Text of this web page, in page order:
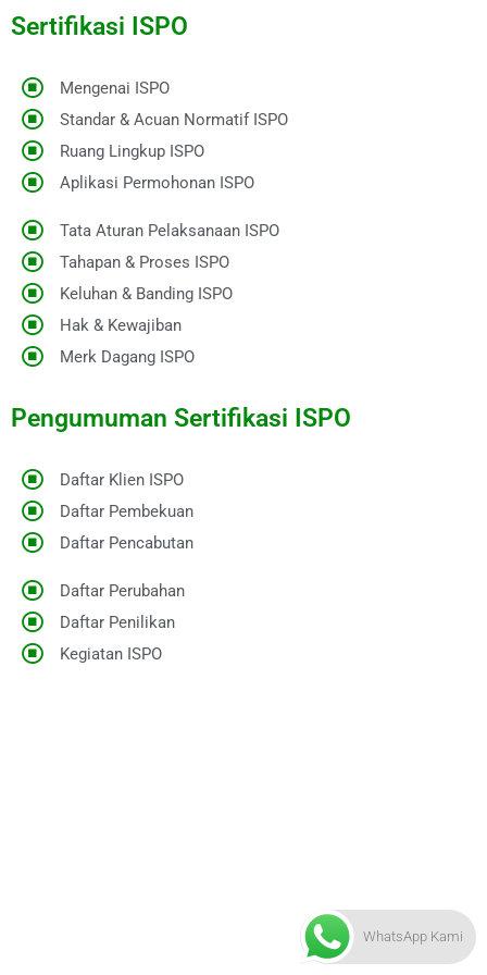
Sertifikasi ISPO
Mengenai ISPO
Standar & Acuan Normatif ISPO
Ruang Lingkup ISPO
Aplikasi Permohonan ISPO
Tata Aturan Pelaksanaan ISPO
Tahapan & Proses ISPO
Keluhan & Banding ISPO
Hak & Kewajiban
Merk Dagang ISPO
Pengumuman Sertifikasi ISPO
Daftar Klien ISPO
Daftar Pembekuan
Daftar Pencabutan
Daftar Perubahan
Daftar Penilikan
Kegiatan ISPO
WhatsApp Kami